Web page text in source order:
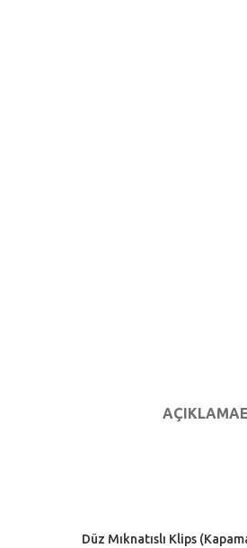
AÇIKLAMA
SEÇENEKLERDüz Mıknatıslı Klips